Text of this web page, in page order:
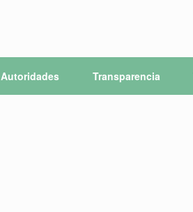
Autoridades Transparencia